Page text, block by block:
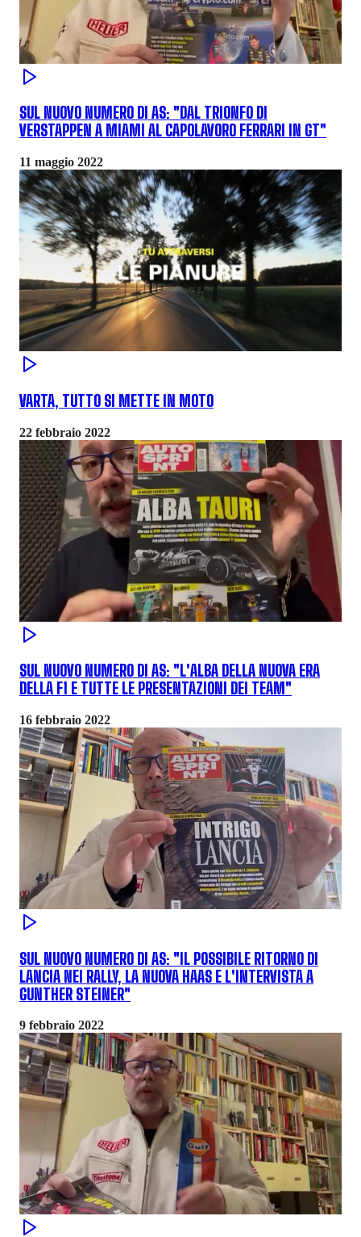
SUL NUOVO NUMERO DI AS: "DAL TRIONFO DI
VERSTAPPEN A MIAMI AL CAPOLAVORO FERRARI IN GT"
11 maggio 2022
VARTA, TUTTO SI METTE IN MOTO
22 febbraio 2022
SUL NUOVO NUMERO DI AS: "L'ALBA DELLA NUOVA ERA
DELLA F1 E TUTTE LE PRESENTAZIONI DEI TEAM"
16 febbraio 2022
SUL NUOVO NUMERO DI AS: "IL POSSIBILE RITORNO DI
LANCIA NEI RALLY, LA NUOVA HAAS E L'INTERVISTA A
GUNTHER STEINER"
9 febbraio 2022